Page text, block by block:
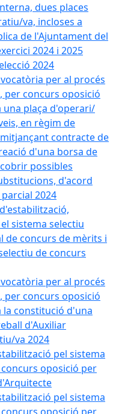
dues places
va, incloses a
de l'Ajuntament del
2024 i 2025
2024
per al procés
per concurs oposició
una plaça d'operari/
en règim de
contracte de
d'una borsa de
possibles
d'acord
2024
sistema selectiu
de concurs de mèrits i
de concurs
per al procés
per concurs oposició
la constitució d'una
d'Auxiliar
va 2024
pel sistema
oposició per
pel sistema